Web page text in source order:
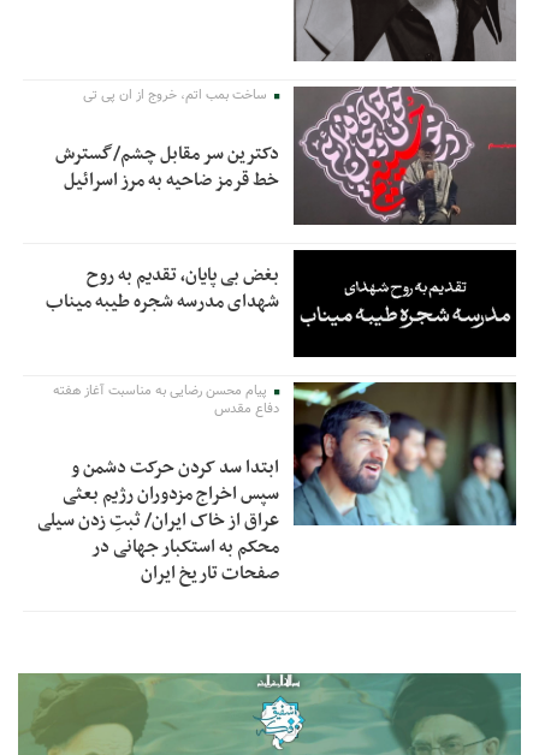
ساخت بمب اتم، خروج از ان پی تی
دکترین سر مقابل چشم/گسترش
خط قرمز ضاحیه به مرز اسرائیل
بغض بی پایان، تقدیم به روح
شهدای مدرسه شجره طیبه میناب
پیام محسن رضایی به مناسبت آغاز هفته
دفاع مقدس
ابتدا سد کردن حرکت دشمن و
سپس اخراج مزدوران رژیم بعثی
عراق از خاک ایران/ ثبتِ زدن سیلی
محکم به استکبار جهانی در
صفحات تاریخ ایران